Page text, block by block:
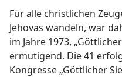
Für alle christlichen
Jehovas wandeln, war
im Jahre 1973,
ermutigend. Die 41
Kongresse „Göttlicher